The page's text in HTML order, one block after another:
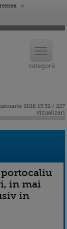
2016 13:32 / 227
vizualizari
portocaliu
in mai
in